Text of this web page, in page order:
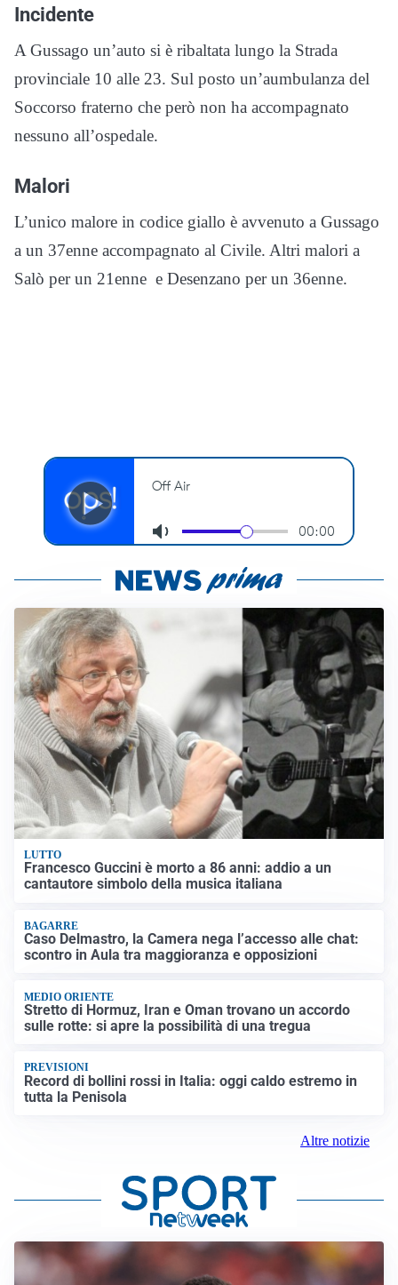
Incidente
A Gussago un’auto si è ribaltata lungo la Strada
provinciale 10 alle 23. Sul posto un’aumbulanza del
Soccorso fraterno che però non ha accompagnato
nessuno all’ospedale.
Malori
L’unico malore in codice giallo è avvenuto a Gussago
a un 37enne accompagnato al Civile. Altri malori a
Salò per un 21enne e Desenzano per un 36enne.
LUTTO
Francesco Guccini è morto a 86 anni: addio a un
cantautore simbolo della musica italiana
BAGARRE
Caso Delmastro, la Camera nega l’accesso alle chat:
scontro in Aula tra maggioranza e opposizioni
MEDIO ORIENTE
Stretto di Hormuz, Iran e Oman trovano un accordo
sulle rotte: si apre la possibilità di una tregua
PREVISIONI
Record di bollini rossi in Italia: oggi caldo estremo in
tutta la Penisola
Altre notizie